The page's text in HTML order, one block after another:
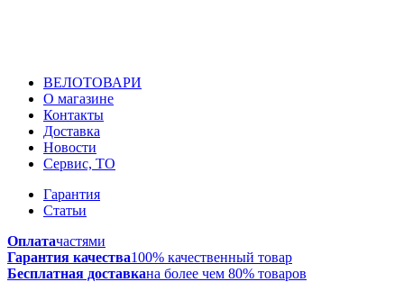
ВЕЛОТОВАРИ
О магазине
Контакты
Доставка
Новости
Сервис, ТО
Гарантия
Статьи
Оплатачастями
Гарантия качества100% качественный товар
Бесплатная доставкана более чем 80% товаров